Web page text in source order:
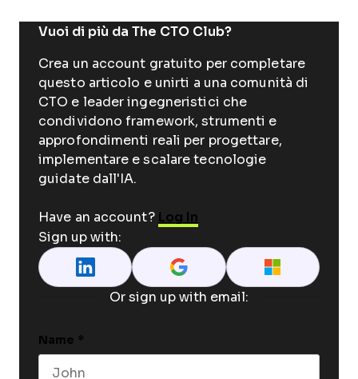
Vuoi di più da The CTO Club?
Crea un account gratuito per completare
questo articolo e unirti a una comunità di
CTO e leader ingegneristici che
condividono framework, strumenti e
approfondimenti reali per progettare,
implementare e scalare tecnologie
guidate dall'IA.
Have an account? Log In
Sign up with:
Or sign up with email:
Name *